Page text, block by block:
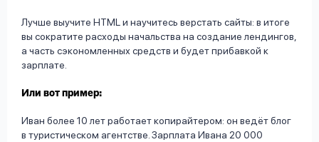
Лучше выучите HTML и научитесь верстать сайты: в итоге
вы сократите расходы начальства на создание лендингов,
а часть сэкономленных средств и будет прибавкой к
зарплате.
Или вот пример:
Иван более 10 лет работает копирайтером: он ведёт блог
в туристическом агентстве. Зарплата Ивана 20 000